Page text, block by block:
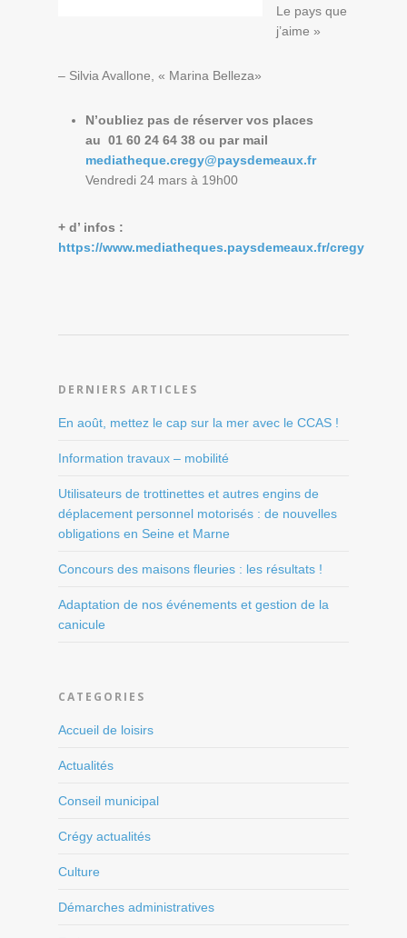
Le pays que
j’aime »
– Silvia Avallone, « Marina Belleza»
N’oubliez pas de réserver vos places
au 01 60 24 64 38 ou par mail
mediatheque.cregy@paysdemeaux.fr
Vendredi 24 mars à 19h00
+ d’ infos :
https://www.mediatheques.paysdemeaux.fr/cregy
DERNIERS ARTICLES
En août, mettez le cap sur la mer avec le CCAS !
Information travaux – mobilité
Utilisateurs de trottinettes et autres engins de
déplacement personnel motorisés : de nouvelles
obligations en Seine et Marne
Concours des maisons fleuries : les résultats !
Adaptation de nos événements et gestion de la
canicule
CATEGORIES
Accueil de loisirs
Actualités
Conseil municipal
Crégy actualités
Culture
Démarches administratives